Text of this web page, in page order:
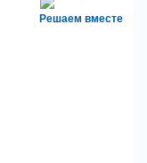
Решаем вместе